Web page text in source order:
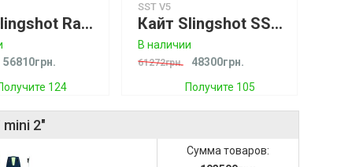
Кайт Slingshot Raptor V1
56810грн.
124
SST V5
Кайт Slingshot SST V5 Спеццена!
В наличии
61272грн. 48300грн.
Получите 105
2"
Сумма товаров: